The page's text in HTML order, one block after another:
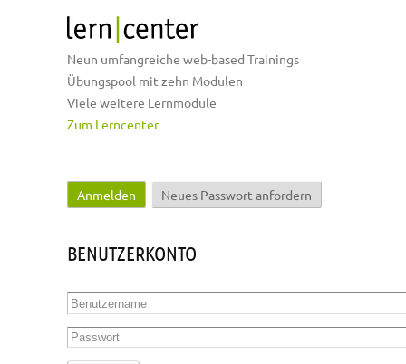
Neun umfangreiche web-based Trainings
Übungspool mit zehn Modulen
Viele weitere Lernmodule
Zum Lerncenter
Haupt-Reiter
Anmelden (aktiver Reiter)
Neues Passwort anfordern
BENUTZERKONTO
Benutzername
Passwort